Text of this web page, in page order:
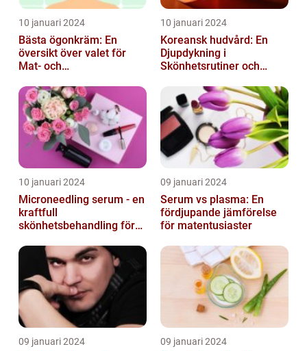
10 januari 2024
Bästa ögonkräm: En
översikt över valet för
Mat- och
10 januari 2024
Koreansk hudvård: En
Djupdykning i
Skönhetsrutiner och
10 januari 2024
Microneedling serum - en
kraftfull
skönhetsbehandling för
09 januari 2024
Serum vs plasma: En
fördjupande jämförelse
för matentusiaster
09 januari 2024 09 januari 2024